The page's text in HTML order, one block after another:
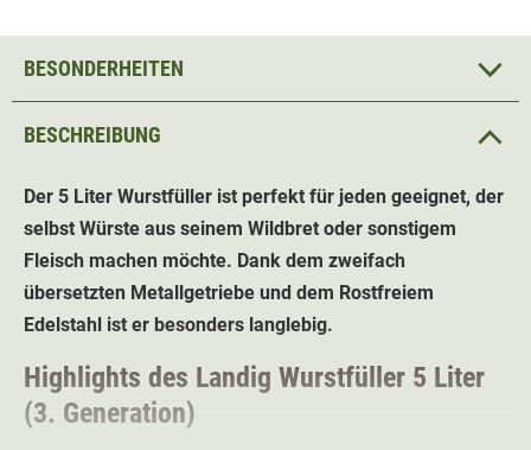
BESCHREIBUNG
Der 5 Liter Wurstfüller ist perfekt für jeden geeignet, der
selbst Würste aus seinem Wildbret oder sonstigem
Fleisch machen möchte. Dank dem zweifach
übersetzten Metallgetriebe und dem Rostfreiem
Edelstahl ist er besonders langlebig.
Highlights des Landig Wurstfüller 5 Liter
(3. Generation)
BESONDERHEITEN